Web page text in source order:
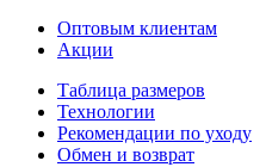
Оптовым клиентам
Акции
Таблица размеров
Технологии
Рекомендации по уходу
Обмен и возврат